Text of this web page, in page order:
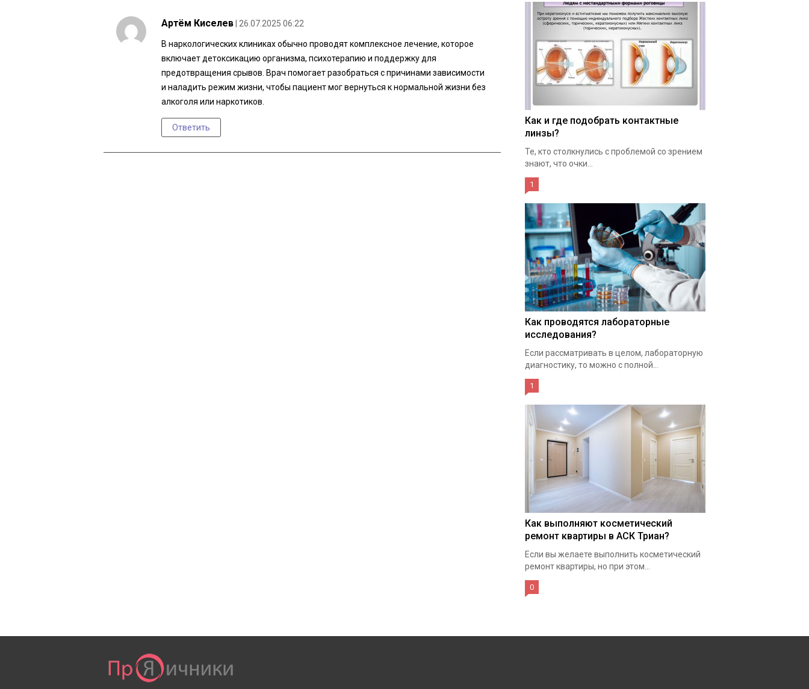
Артём Киселев | 26.07.2025 06:22
В наркологических клиниках обычно проводят комплексное лечение, которое
включает детоксикацию организма, психотерапию и поддержку для
предотвращения срывов. Врач помогает разобраться с причинами зависимости
и наладить режим жизни, чтобы пациент мог вернуться к нормальной жизни без
алкоголя или наркотиков.
Ответить
Как и где подобрать контактные
линзы?
Те, кто столкнулись с проблемой со зрением
знают, что очки...
1
Как проводятся лабораторные
исследования?
Если рассматривать в целом, лабораторную
диагностику, то можно с полной...
1
Как выполняют косметический
ремонт квартиры в АСК Триан?
Если вы желаете выполнить косметический
ремонт квартиры, но при этом...
0